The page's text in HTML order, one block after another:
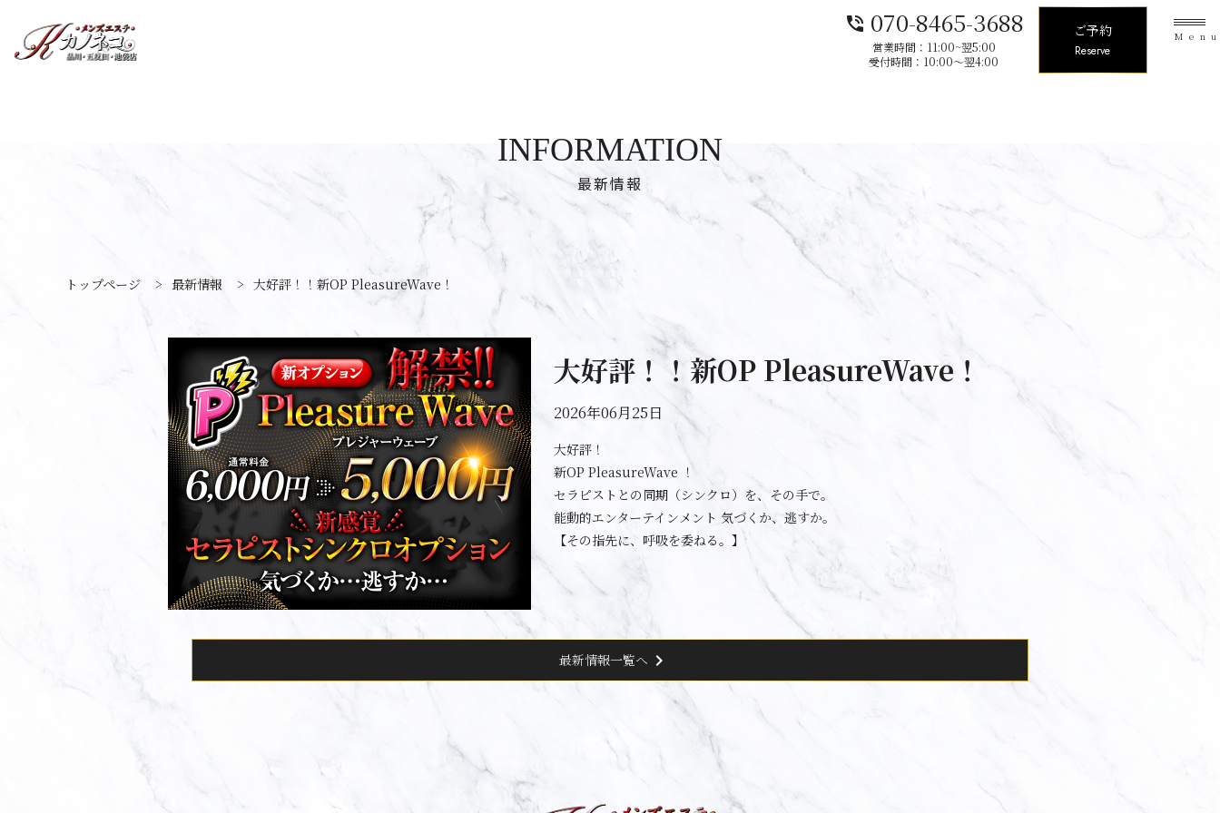
phone_in_talk 070-8465-3688
営業時間：11:00~翌5:00
受付時間：10:00〜翌4:00
ご予約
Reserve
最新情報
INFORMATION
トップページ > 最新情報 > 大好評！！新OP PleasureWave！
大好評！！新OP PleasureWave！
2026年06月25日
大好評！
新OP PleasureWave ！
セラピストとの同期（シンクロ）を、その手で。
能動的エンターテインメント 気づくか、逃すか。
【その指先に、呼吸を委ねる。】
最新情報一覧へ chevron_right